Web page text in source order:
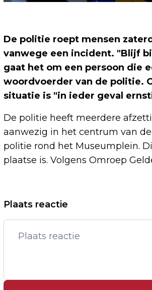
De politie roept mensen
vanwege een incident. "Blijf
gaat het om een persoon die
woordvoerder van de politie.
situatie is "in ieder geval
De politie heeft meerdere
aanwezig in het centrum van de
politie rond het Museumplein.
plaatse is. Volgens Omroep
Vorig artikel
TALK DAISY GODDIJN VAN
LEADERS CLUB
Plaats reactie